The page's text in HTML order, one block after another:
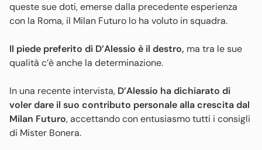
queste sue doti, emerse dalla precedente esperienza
con la Roma, il Milan Futuro lo ha voluto in squadra.
Il piede preferito di D’Alessio è il destro, ma tra le sue
qualità c’è anche la determinazione.
In una recente intervista, D’Alessio ha dichiarato di
voler dare il suo contributo personale alla crescita dal
Milan Futuro, accettando con entusiasmo tutti i consigli
di Mister Bonera.